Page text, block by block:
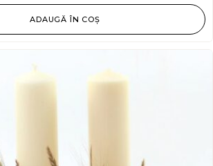
ADAUGĂ ÎN COȘ